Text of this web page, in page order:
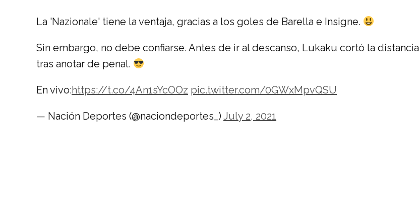
La 'Nazionale' tiene la ventaja, gracias a los goles de Barella e Insigne.
Sin embargo, no debe confiarse. Antes de ir al descanso, Lukaku cortó la distancia
tras anotar de penal.
En vivo:https://t.co/4An1sYcOOz pic.twitter.com/0GWxMpvQSU
— Nación Deportes (@naciondeportes_) July 2, 2021